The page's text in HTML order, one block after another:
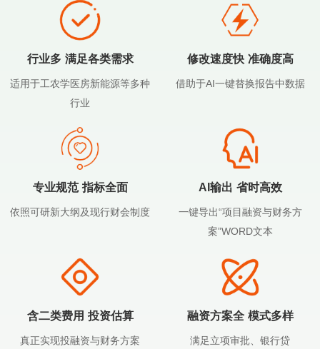
行业多 满足各类需求
适用于工农学医房新能源等多种
行业
修改速度快 准确度高
借助于AI一键替换报告中数据
专业规范 指标全面
依照可研新大纲及现行财会制度
AI输出 省时高效
一键导出“项目融资与财务方
案”WORD文本
含二类费用 投资估算
真正实现投融资与财务方案
融资方案全 模式多样
满足立项审批、银行贷